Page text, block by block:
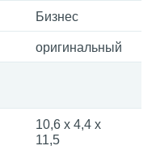
Бизнес
оригинальный
10,6 x 4,4 x
11,5